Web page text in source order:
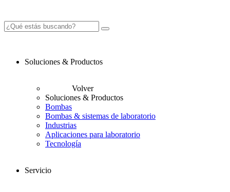
Soluciones & Productos
Volver
Soluciones & Productos
Bombas
Bombas & sistemas de laboratorio
Industrias
Aplicaciones para laboratorio
Tecnología
Servicio